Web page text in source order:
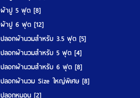
ผ้าปู 5 ฟุต [8]
ผ้าปู 6 ฟุต [12]
ปลอกผ้านวมสำหรับ 3.5 ฟุต [5]
ปลอกผ้านวมสำหรับ 5 ฟุต [4]
ปลอกผ้านวมสำหรับ 6 ฟุต [8]
ปลอกผ้านวม Size ใหญ่พิเศษ [8]
ปลอกหมอน [2]